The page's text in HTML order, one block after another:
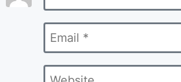
*
Email
*
Website